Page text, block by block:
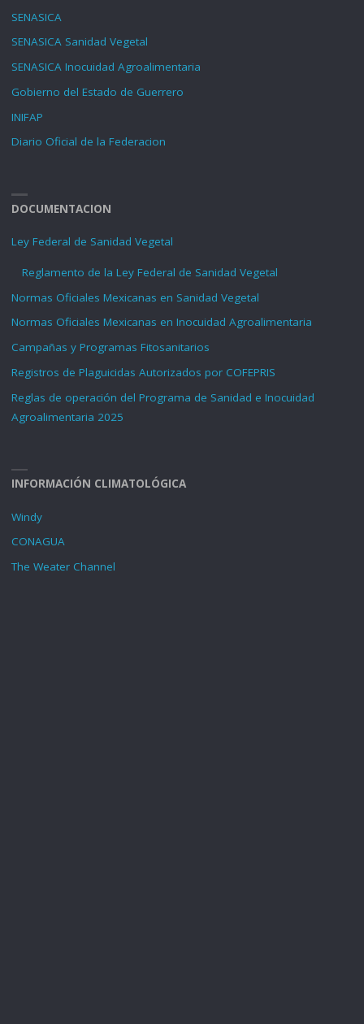
SENASICA
SENASICA Sanidad Vegetal
SENASICA Inocuidad Agroalimentaria
Gobierno del Estado de Guerrero
INIFAP
Diario Oficial de la Federacion
DOCUMENTACION
Ley Federal de Sanidad Vegetal
Reglamento de la Ley Federal de Sanidad Vegetal
Normas Oficiales Mexicanas en Sanidad Vegetal
Normas Oficiales Mexicanas en Inocuidad Agroalimentaria
Campañas y Programas Fitosanitarios
Registros de Plaguicidas Autorizados por COFEPRIS
Reglas de operación del Programa de Sanidad e Inocuidad
Agroalimentaria 2025
INFORMACIÓN CLIMATOLÓGICA
Windy
CONAGUA
The Weater Channel